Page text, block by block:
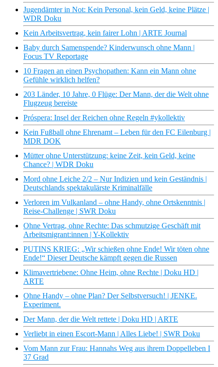
Jugendämter in Not: Kein Personal, kein Geld, keine Plätze |
WDR Doku
Kein Arbeitsvertrag, kein fairer Lohn | ARTE Journal
Baby durch Samenspende? Kinderwunsch ohne Mann |
Focus TV Reportage
10 Fragen an einen Psychopathen: Kann ein Mann ohne
Gefühle wirklich helfen?
203 Länder, 10 Jahre, 0 Flüge: Der Mann, der die Welt ohne
Flugzeug bereiste
Próspera: Insel der Reichen ohne Regeln #ykollektiv
Kein Fußball ohne Ehrenamt – Leben für den FC Eilenburg |
MDR DOK
Mütter ohne Unterstützung: keine Zeit, kein Geld, keine
Chance? | WDR Doku
Mord ohne Leiche 2/2 – Nur Indizien und kein Geständnis |
Deutschlands spektakulärste Kriminalfälle
Verloren im Vulkanland – ohne Handy, ohne Ortskenntnis |
Reise-Challenge | SWR Doku
Ohne Vertrag, ohne Rechte: Das schmutzige Geschäft mit
Arbeitsmigrant:innen | Y-Kollektiv
PUTINS KRIEG: „Wir schießen ohne Ende! Wir töten ohne
Ende!“ Dieser Deutsche kämpft gegen die Russen
Klimavertriebene: Ohne Heim, ohne Rechte | Doku HD |
ARTE
Ohne Handy – ohne Plan? Der Selbstversuch! | JENKE.
Experiment.
Der Mann, der die Welt rettete | Doku HD | ARTE
Verliebt in einen Escort-Mann | Alles Liebe! | SWR Doku
Vom Mann zur Frau: Hannahs Weg aus ihrem Doppelleben I
37 Grad